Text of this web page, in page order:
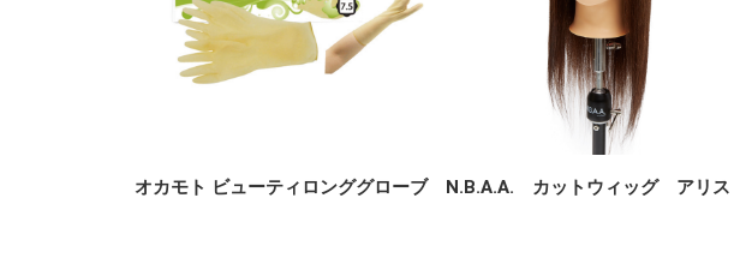
オカモト ビューティロンググローブ N.B.A.A. カットウィッグ アリス